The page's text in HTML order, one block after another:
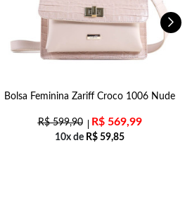
Bolsa Feminina Zariff Croco 1006 Nude
R$599,90 R$569,99
10x de R$ 59,85